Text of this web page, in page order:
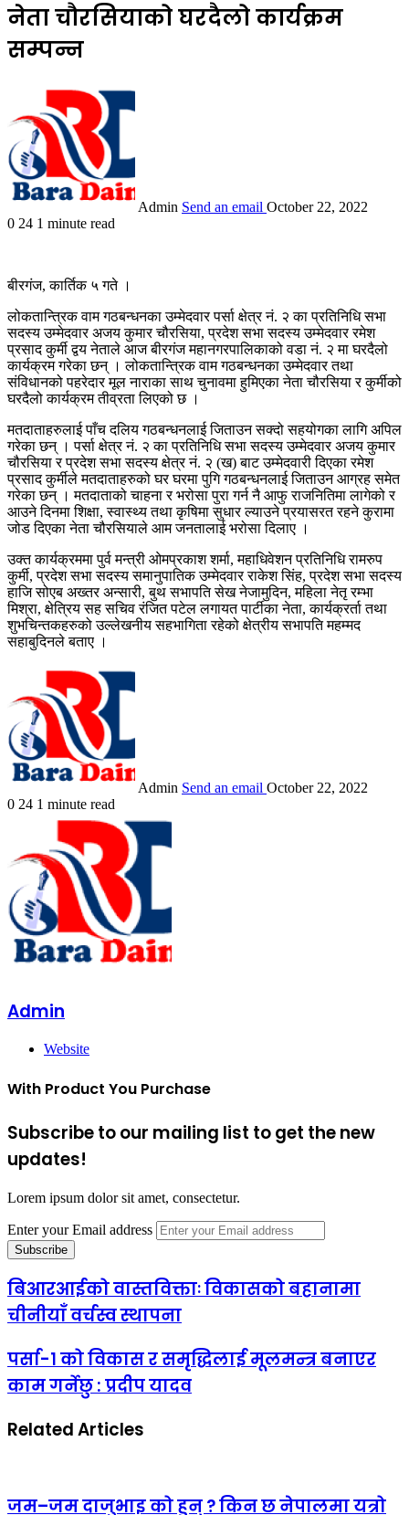
नेता चौरसियाको घरदैलो कार्यक्रम
सम्पन्न
Admin Send an email October 22, 2022
0 24 1 minute read
बीरगंज, कार्तिक ५ गते ।
लोकतान्त्रिक वाम गठबन्धनका उम्मेदवार पर्सा क्षेत्र नं. २ का प्रतिनिधि सभा
सदस्य उम्मेदवार अजय कुमार चौरसिया, प्रदेश सभा सदस्य उम्मेदवार रमेश
प्रसाद कुर्मी द्वय नेताले आज बीरगंज महानगरपालिकाको वडा नं. २ मा घरदैलो
कार्यक्रम गरेका छन् । लोकतान्त्रिक वाम गठबन्धनका उम्मेदवार तथा
संविधानको पहरेदार मूल नाराका साथ चुनावमा हुमिएका नेता चौरसिया र कुर्मीको
घरदैलो कार्यक्रम तीव्रता लिएको छ ।
मतदाताहरुलाई पाँच दलिय गठबन्धनलाई जिताउन सक्दो सहयोगका लागि अपिल
गरेका छन् । पर्सा क्षेत्र नं. २ का प्रतिनिधि सभा सदस्य उम्मेदवार अजय कुमार
चौरसिया र प्रदेश सभा सदस्य क्षेत्र नं. २ (ख) बाट उम्मेदवारी दिएका रमेश
प्रसाद कुर्मीले मतदाताहरुको घर घरमा पुगि गठबन्धनलाई जिताउन आग्रह समेत
गरेका छन् । मतदाताको चाहना र भरोसा पुरा गर्न नै आफु राजनितिमा लागेको र
आउने दिनमा शिक्षा, स्वास्थ्य तथा कृषिमा सुधार ल्याउने प्रयासरत रहने कुरामा
जोड दिएका नेता चौरसियाले आम जनतालाई भरोसा दिलाए ।
उक्त कार्यक्रममा पुर्व मन्त्री ओमप्रकाश शर्मा, महाधिवेशन प्रतिनिधि रामरुप
कुर्मी, प्रदेश सभा सदस्य समानुपातिक उम्मेदवार राकेश सिंह, प्रदेश सभा सदस्य
हाजि सोएब अख्तर अन्सारी, बुथ सभापति सेख नेजामुदिन, महिला नेतृ रम्भा
मिश्रा, क्षेत्रिय सह सचिव रंजित पटेल लगायत पार्टीका नेता, कार्यक्रर्ता तथा
शुभचिन्तकहरुको उल्लेखनीय सहभागिता रहेको क्षेत्रीय सभापति महम्मद
सहाबुदिनले बताए ।
Admin Send an email October 22, 2022
0 24 1 minute read
Admin
Website
With Product You Purchase
Subscribe to our mailing list to get the new
updates!
Lorem ipsum dolor sit amet, consectetur.
Enter your Email address
बिआरआईको वास्तविक्ताः विकासको बहानामा
चीनीयाँ वर्चस्व स्थापना
पर्सा-१ को विकास र समृद्धिलाई मूलमन्त्र बनाएर
काम गर्नेछु : प्रदीप यादव
Related Articles
जम–जम दाजुभाइ को हुन् ? किन छ नेपालमा यत्रो